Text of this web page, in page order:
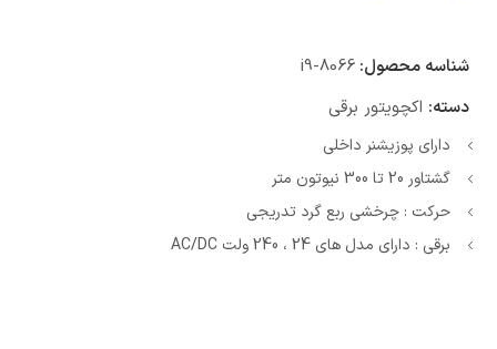
شناسه محصول: i9-8066
دسته: اکچویتور برقی
دارای پوزیشنر داخلی
گشتاور 20 تا 300 نیوتون متر
حرکت : چرخشی ربع گرد تدریجی
برقی : دارای مدل های 24 ، 240 ولت AC/DC